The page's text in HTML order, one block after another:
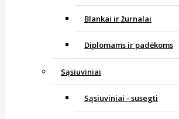
Blankai ir žurnalai
Diplomams ir padėkoms
Sąsiuviniai
Sąsiuviniai - susegti